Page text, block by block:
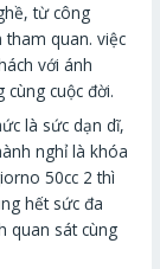
từ công
tham quan. việc
với ánh
cuộc đời.
là sức dạn dĩ,
nghỉ là khóa
50cc 2 thì
hết sức đa
quan sát cùng